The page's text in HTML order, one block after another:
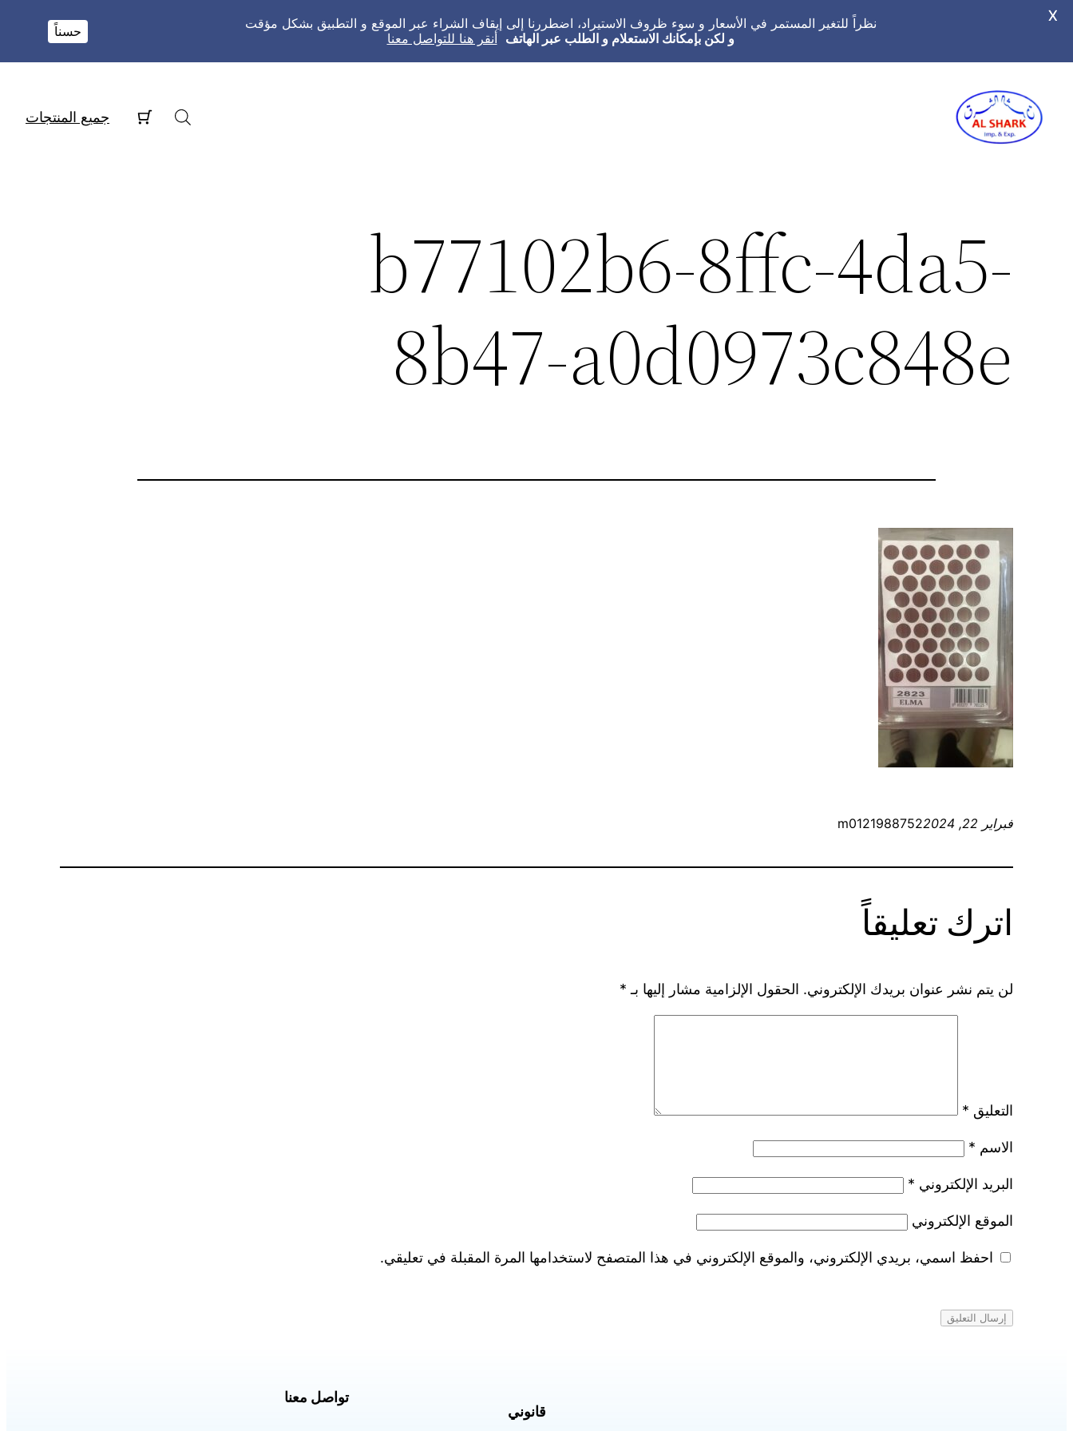
المحتوى
جميع المنتجات
b77102b6-8ffc-4da5-
8b47-a0d0973c848e
فبراير 22, 2024 m0121988752
اترك تعليقاً
لن يتم نشر عنوان بريدك الإلكتروني. الحقول الإلزامية مشار إليها بـ *
التعليق *
الاسم *
البريد الإلكتروني *
الموقع الإلكتروني
احفظ اسمي، بريدي الإلكتروني، والموقع الإلكتروني في هذا المتصفح لاستخدامها المرة المقبلة في تعليقي.
قانوني
تواصل معنا
نظراً للتغير المستمر في الأسعار و سوء ظروف الاستيراد، اضطررنا إلى إيقاف الشراء عبر الموقع و التطبيق بشكل مؤقت
و لكن بإمكانك الاستعلام و الطلب عبر الهاتف أنقر هنا للتواصل معنا حسناً
X